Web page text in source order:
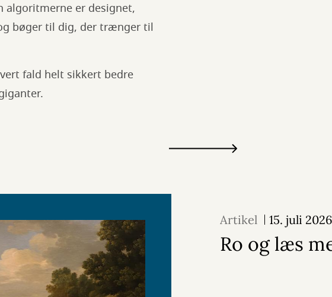
algoritmerne er designet,
bøger til dig, der trænger til
fald helt sikkert bedre
Artikel 15. juli 2026
Ro og læs